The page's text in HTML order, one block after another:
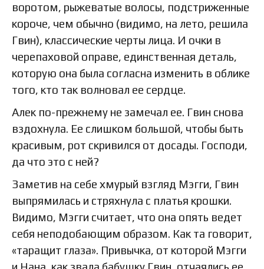
воротом, рыжеватые волосы, подстриженные
короче, чем обычно (видимо, на лето, решила
Гвин), классические черты лица. И очки в
черепаховой оправе, единственная деталь,
которую она была согласна изменить в облике
того, кто так волновал ее сердце.
Алек по-прежнему не замечал ее. Гвин снова
вздохнула. Ее слишком большой, чтобы быть
красивым, рот скривился от досады. Господи,
да что это с ней?
Заметив на себе хмурый взгляд Мэгги, Гвин
выпрямилась и стряхнула с платья крошки.
Видимо, Мэгги считает, что она опять ведет
себя неподобающим образом. Как та говорит,
«таращит глаза». Привычка, от которой Мэгги